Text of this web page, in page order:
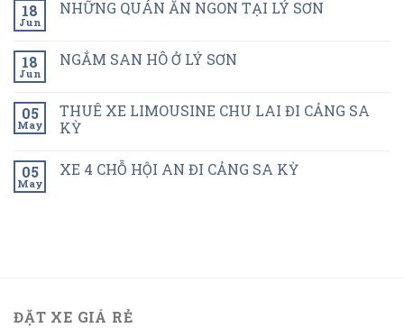
18
Jun
NHỮNG QUÁN ĂN NGON TẠI LÝ SƠN
18
Jun
NGẮM SAN HÔ Ở LÝ SƠN
05
May
THUÊ XE LIMOUSINE CHU LAI ĐI CẢNG SA
KỲ
05
May
XE 4 CHỖ HỘI AN ĐI CẢNG SA KỲ
ĐẶT XE GIÁ RẺ